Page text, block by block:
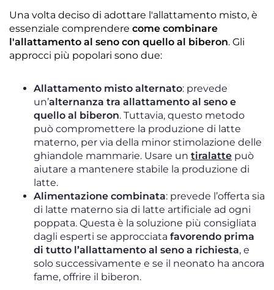
Una volta deciso di adottare l'allattamento misto, è
essenziale comprendere come combinare
l'allattamento al seno con quello al biberon. Gli
approcci più popolari sono due:
Allattamento misto alternato: prevede
un’alternanza tra allattamento al seno e
quello al biberon. Tuttavia, questo metodo
può compromettere la produzione di latte
materno, per via della minor stimolazione delle
ghiandole mammarie. Usare un tiralatte può
aiutare a mantenere stabile la produzione di
latte.
Alimentazione combinata: prevede l’offerta sia
di latte materno sia di latte artificiale ad ogni
poppata. Questa è la soluzione più consigliata
dagli esperti se approcciata favorendo prima
di tutto l’allattamento al seno a richiesta, e
solo successivamente e se il neonato ha ancora
fame, offrire il biberon.